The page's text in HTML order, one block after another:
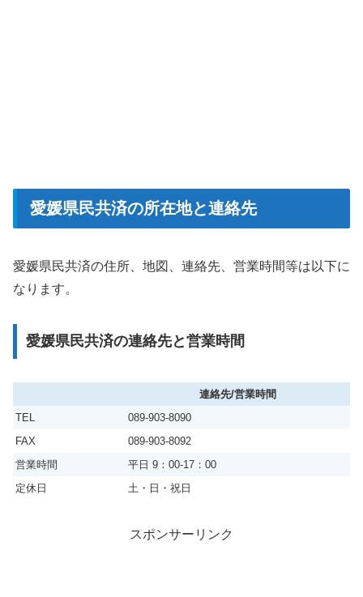
愛媛県民共済の所在地と連絡先
愛媛県民共済の住所、地図、連絡先、営業時間等は以下に
なります。
愛媛県民共済の連絡先と営業時間
連絡先/営業時間
TEL
089-903-8090
FAX
089-903-8092
営業時間
平日 9：00-17：00
定休日
土・日・祝日
スポンサーリンク